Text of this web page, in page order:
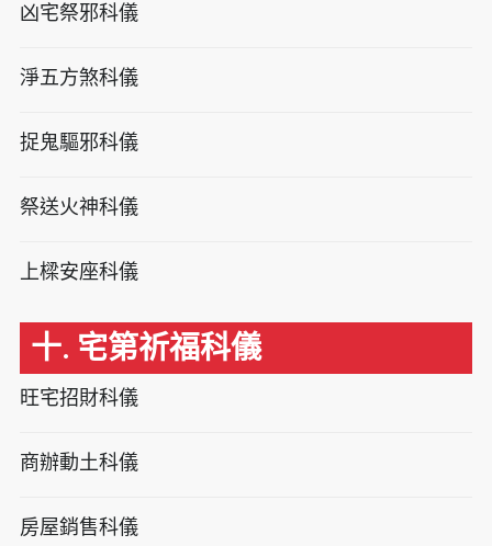
凶宅祭邪科儀
淨五方煞科儀
捉鬼驅邪科儀
祭送火神科儀
上樑安座科儀
十. 宅第祈福科儀
旺宅招財科儀
商辦動土科儀
房屋銷售科儀